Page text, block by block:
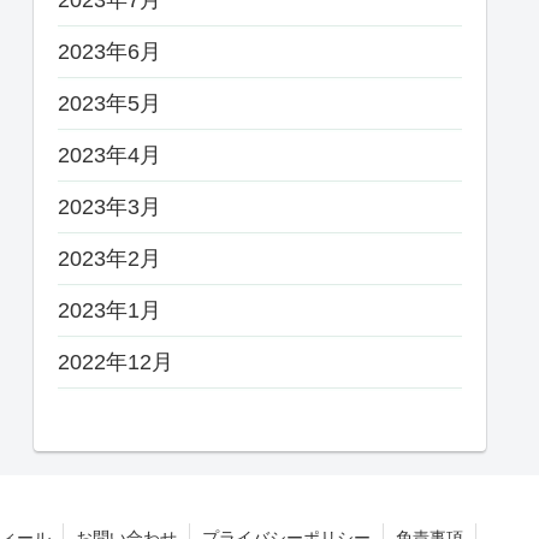
2023年6月
2023年5月
2023年4月
2023年3月
2023年2月
2023年1月
2022年12月